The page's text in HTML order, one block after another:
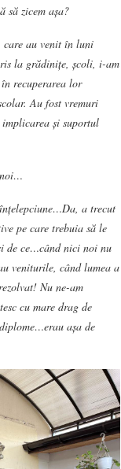
să zicem așa?
care au venit în luni
la grădinițe, școli, i-am
recuperarea lor
Au fost vremuri
și suportul
noi…
a trecut
pe care trebuia să le
de ce…când nici noi nu
veniturile, când lumea a
Nu ne-am
cu mare drag de
așa de